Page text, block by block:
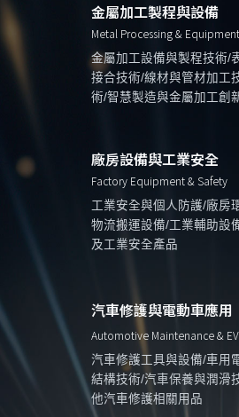
金屬加工製程與設備
Metal Processing & Equipment
金屬加工設備與製程技術/
接合技術/線材與管材加工
術/智慧製造與金屬加工創
廠房設備與工業安全
Factory Equipment & Safety
工業安全與個人防護/廠房
物流搬運設備/工業輔助設
及工業安全產品
汽車修護與電動車應用
Automotive Maintenance &
汽車修護工具與設備/車用
結構技術/汽車保養與潤滑
他汽車修護相關用品